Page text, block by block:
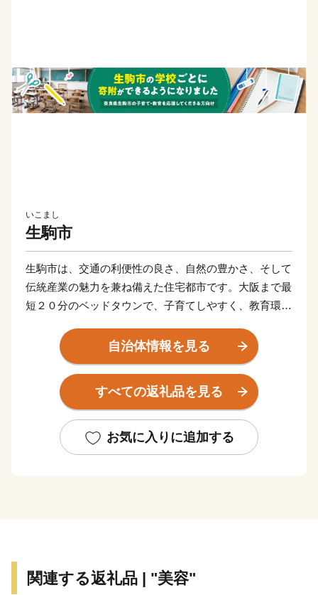
いこまし
生駒市
生駒市は、交通の利便性の良さ、自然の豊かさ、そして
伝統産業の魅力を兼ね備えた住宅都市です。大阪まで最
短２０分のベッドタウンで、子育てしやすく、教育環境
ふるさと生駒応援寄附を通じて、子どもたちの成長を見
守りながら共に育ち続けるまち、生駒をぜひ応援してく
ださい。
自治体情報を見る
すべての返礼品を見る
お気に入りに追加する
関連する返礼品 | "美容"